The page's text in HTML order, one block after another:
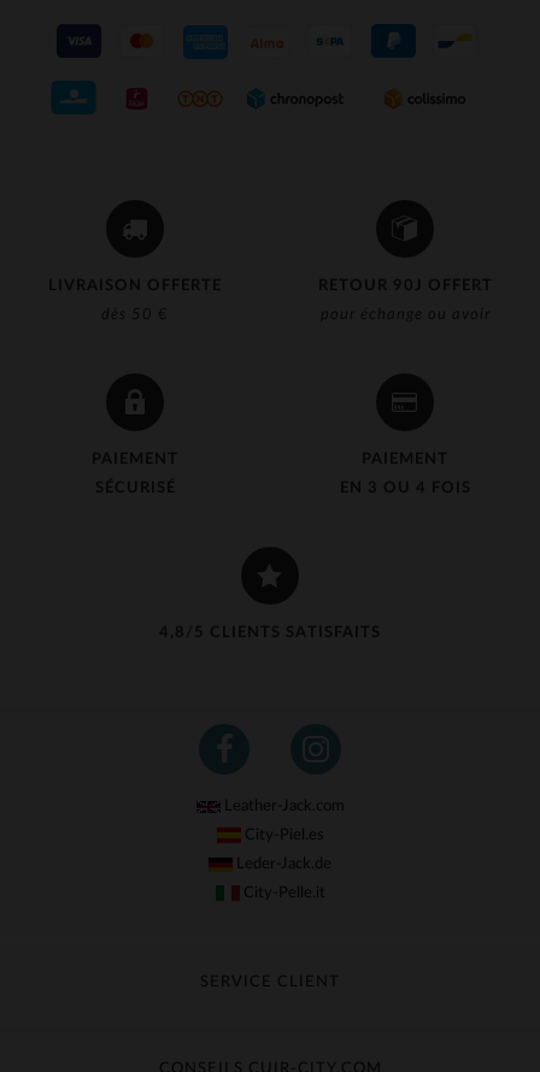
LIVRAISON OFFERTE
dès 50 €
RETOUR 90J OFFERT
pour échange ou avoir
PAIEMENT
SÉCURISÉ
PAIEMENT
EN 3 OU 4 FOIS
4,8/5 CLIENTS SATISFAITS
Leather-Jack.com
City-Piel.es
Leder-Jack.de
City-Pelle.it
SERVICE CLIENT
Échange & Remboursement
CONSEILS CUIR-CITY.COM